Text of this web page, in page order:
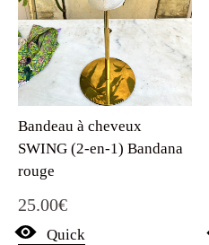
Bandeau à cheveux
SWING (2-en-1) Bandana
rouge
25.00€
Quick